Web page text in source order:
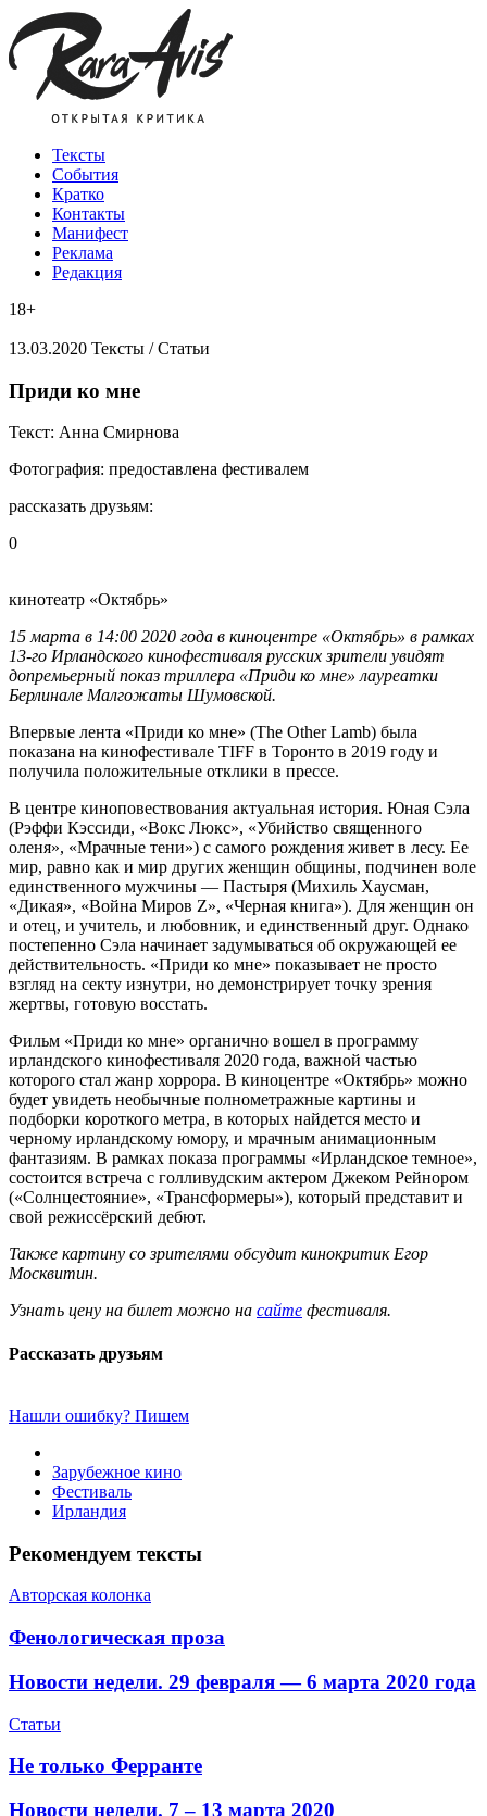
Тексты
События
Кратко
Контакты
Манифест
Реклама
Редакция
18+
13.03.2020 Тексты /Статьи
​Приди ко мне
Текст: Анна Смирнова
Фотография: предоставлена фестивалем
рассказать друзьям:
0
кинотеатр «Октябрь»
15 марта в 14:00 2020 года в киноцентре «Октябрь» в рамках
13-го Ирландского кинофестиваля русских зрители увидят
допремьерный показ триллера «Приди ко мне» лауреатки
Берлинале Малгожаты Шумовской.
Впервые лента «Приди ко мне» (The Other Lamb) была
показана на кинофестивале TIFF в Торонто в 2019 году и
получила положительные отклики в прессе.
В центре киноповествования актуальная история. Юная Сэла
(Рэффи Кэссиди, «Вокс Люкс», «Убийство священного
оленя», «Мрачные тени») с самого рождения живет в лесу. Ее
мир, равно как и мир других женщин общины, подчинен воле
единственного мужчины — Пастыря (Михиль Хаусман,
«Дикая», «Война Миров Z», «Черная книга»). Для женщин он
и отец, и учитель, и любовник, и единственный друг. Однако
постепенно Сэла начинает задумываться об окружающей ее
действительность. «Приди ко мне» показывает не просто
взгляд на секту изнутри, но демонстрирует точку зрения
жертвы, готовую восстать.
Фильм «Приди ко мне» органично вошел в программу
ирландского кинофестиваля 2020 года, важной частью
которого стал жанр хоррора. В киноцентре «Октябрь» можно
будет увидеть необычные полнометражные картины и
подборки короткого метра, в которых найдется место и
черному ирландскому юмору, и мрачным анимационным
фантазиям. В рамках показа программы «Ирландское темное»,
состоится встреча с голливудским актером Джеком Рейнором
(«Солнцестояние», «Трансформеры»), который представит и
свой режиссёрский дебют.
Также картину со зрителями обсудит кинокритик Егор
Москвитин.
Узнать цену на билет можно на сайте фестиваля.
Рассказать друзьям
Нашли ошибку? Пишем
Зарубежное кино
Фестиваль
Ирландия
Рекомендуем тексты
Авторская колонка
​Фенологическая проза
​Новости недели. 29 февраля — 6 марта 2020 года
Статьи
​Не только Ферранте
​Новости недели. 7 – 13 марта 2020